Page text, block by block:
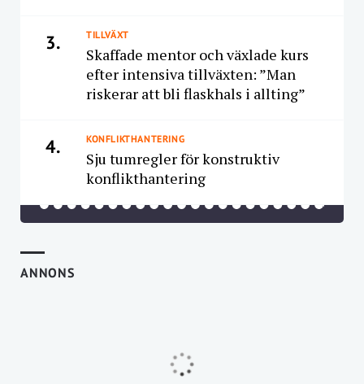
3. TILLVÄXT
Skaffade mentor och växlade kurs
efter intensiva tillväxten: ”Man
riskerar att bli flaskhals i allting”
4. KONFLIKTHANTERING
Sju tumregler för konstruktiv
konflikthantering
ANNONS